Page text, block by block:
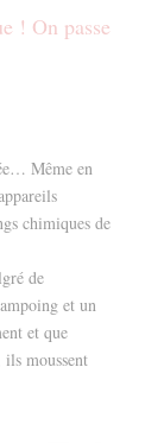
! On passe
Même en
chimiques de
de
et un
et que
moussent